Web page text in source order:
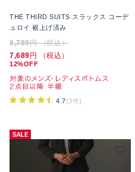
THE THIRD SUITS スラックス コーデ
ュロイ 裾上げ済み
8,789円 （税込）
7,689 円 （税込）
12%OFF
4.7(3件)